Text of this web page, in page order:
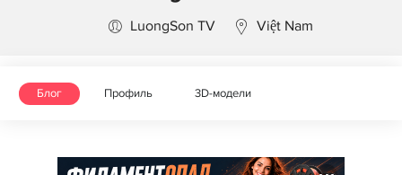
LuongSon TV Việt Nam
Блог Профиль 3D-модели